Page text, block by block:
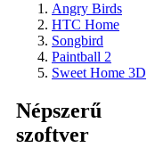
Angry Birds
HTC Home
Songbird
Paintball 2
Sweet Home 3D
Népszerű
szoftver